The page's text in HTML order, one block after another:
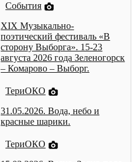
События
XIX Музыкально-
поэтический фестиваль «В
сторону Выборга». 15-23
августа 2026 года Зеленогорск
– Комарово – Выборг.
ТериОКО
31.05.2026. Вода, небо и
красные шарики.
ТериОКО